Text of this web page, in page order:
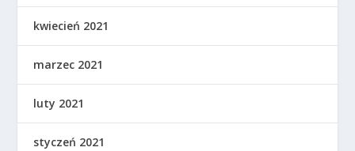
kwiecień 2021
marzec 2021
luty 2021
styczeń 2021